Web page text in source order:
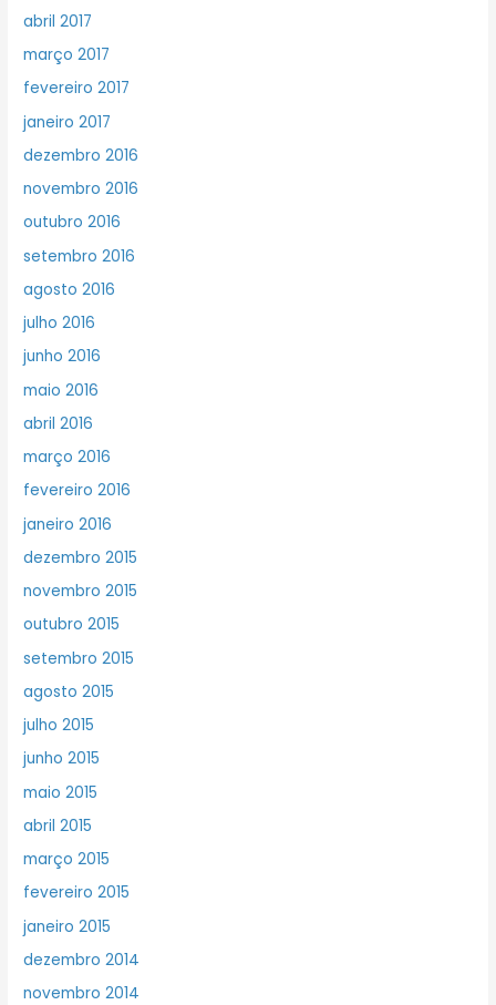
abril 2017
março 2017
fevereiro 2017
janeiro 2017
dezembro 2016
novembro 2016
outubro 2016
setembro 2016
agosto 2016
julho 2016
junho 2016
maio 2016
abril 2016
março 2016
fevereiro 2016
janeiro 2016
dezembro 2015
novembro 2015
outubro 2015
setembro 2015
agosto 2015
julho 2015
junho 2015
maio 2015
abril 2015
março 2015
fevereiro 2015
janeiro 2015
dezembro 2014
novembro 2014